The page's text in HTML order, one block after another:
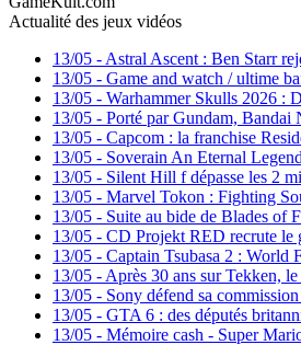
Actualité des jeux vidéos
13/05 - Astral Ascent : Ben Starr
13/05 - Game and watch / ultime
13/05 - Warhammer Skulls 2026 :
13/05 - Porté par Gundam, Bandai
13/05 - Capcom : la franchise
13/05 - Soverain An Eternal
13/05 - Silent Hill f dépasse les 2
13/05 - Marvel Tokon : Fighting
13/05 - Suite au bide de Blades of
13/05 - CD Projekt RED recrute le
13/05 - Captain Tsubasa 2 : World
13/05 - Après 30 ans sur Tekken,
13/05 - Sony défend sa
13/05 - GTA 6 : des députés
13/05 - Mémoire cash - Super